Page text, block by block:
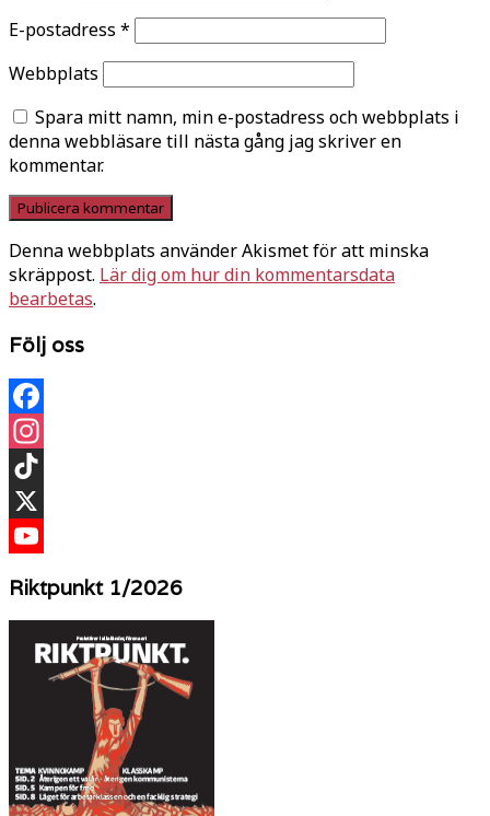
E-postadress *
Webbplats
Spara mitt namn, min e-postadress och webbplats i
denna webbläsare till nästa gång jag skriver en
kommentar.
Denna webbplats använder Akismet för att minska
skräppost. Lär dig om hur din kommentarsdata
bearbetas.
Följ oss
Facebook
Instagram
TikTok
X
Riktpunkt 1/2026